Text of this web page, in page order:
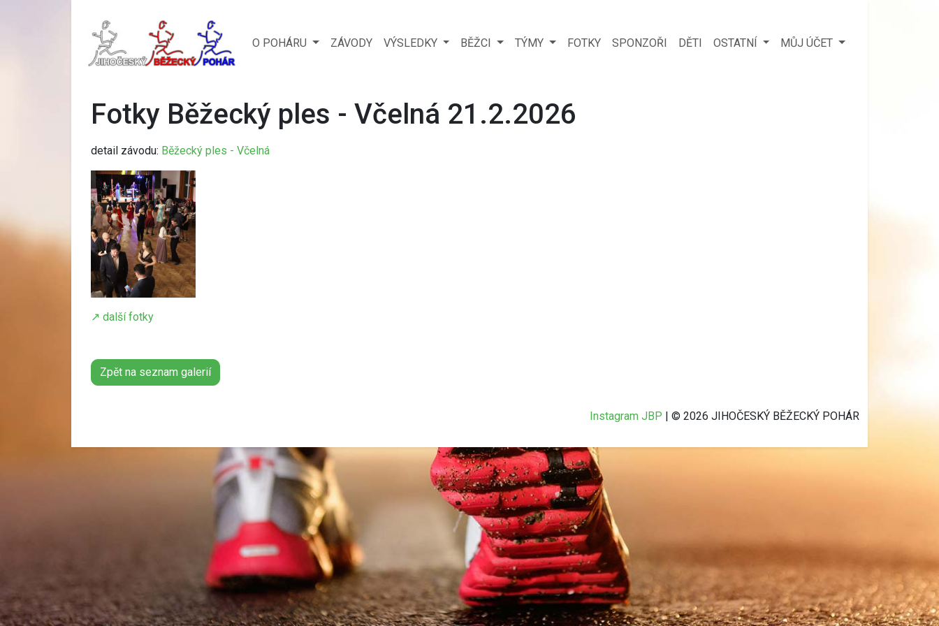
O POHÁRU ZÁVODY VÝSLEDKY BĚŽCI TÝMY FOTKY SPONZOŘI DĚTI OSTATNÍ MŮJ ÚČET
Fotky Běžecký ples - Včelná 21.2.2026
detail závodu: Běžecký ples - Včelná
↗️ další fotky
Zpět na seznam galerií
Instagram JBP | © 2026 JIHOČESKÝ BĚŽECKÝ POHÁR